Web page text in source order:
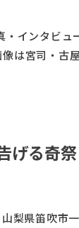
インタビュ
は宮司・古
げる奇
梨県笛吹市